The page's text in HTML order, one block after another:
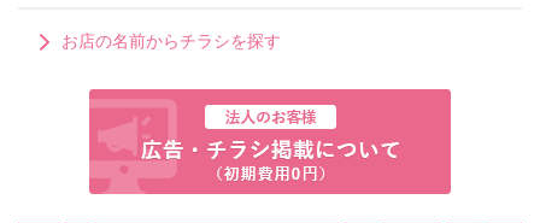
お店の名前からチラシを探す